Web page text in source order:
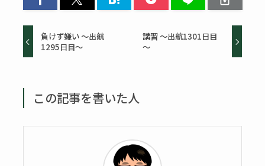
負けず嫌い ～出航
1295日目～
講習 ～出航1301日目
～
この記事を書いた人